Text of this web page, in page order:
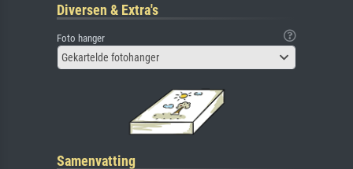
Diversen & Extra's
Foto hanger
Gekartelde fotohanger
Samenvatting